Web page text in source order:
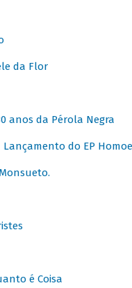
da Flor
anos da Pérola Negra
/ Lançamento do EP
é Coisa